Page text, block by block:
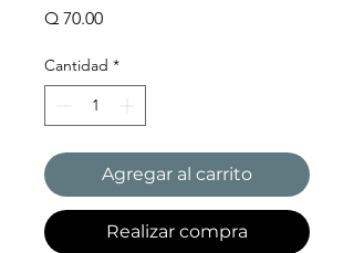
Q 70.00Precio
Cantidad *
Agregar al carrito
Realizar compra